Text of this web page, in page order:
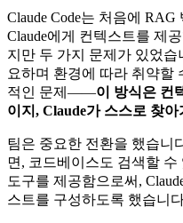
Claude Code는 처음에
Claude에게 컨텍스트를 제
지만 두 가지 문제가 있었
요하며 환경에 따라 취약할
적인 문제——이 방식은 컨
이지, Claude가 스스로 찾
팀은 중요한 전환을 했습니
면, 코드베이스도 검색할 수
도구를 제공함으로써,
스트를 구성하도록 했습니